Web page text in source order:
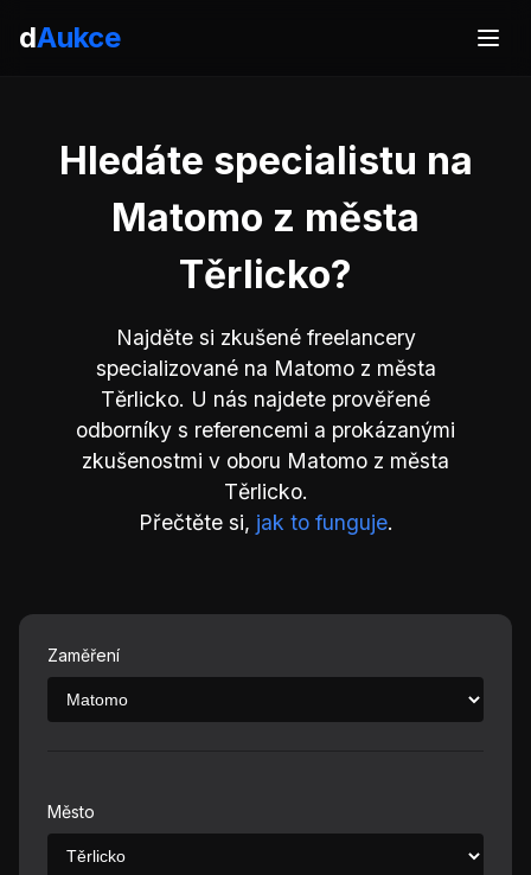
dAukce
Hledáte specialistu na
Matomo z města
Těrlicko?
Najděte si zkušené freelancery
specializované na Matomo z města
Těrlicko. U nás najdete prověřené
odborníky s referencemi a prokázanými
zkušenostmi v oboru Matomo z města
Těrlicko.
Přečtěte si, jak to funguje.
Zaměření
Město